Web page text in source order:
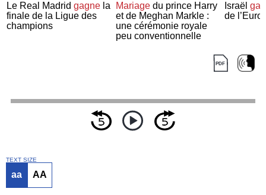
Le Real Madridgagne la
finale de la Ligue des
champions
Mariagedu prince Harry
et de Meghan Markle :
une cérémonie royale
peu conventionnelle
Israël
de
TEXT SIZE
aa AA